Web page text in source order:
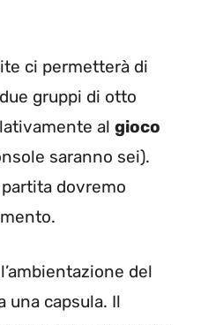
ci permetterà di
gruppi di otto
al gioco
saranno sei).
dovremo
del
una capsula. Il